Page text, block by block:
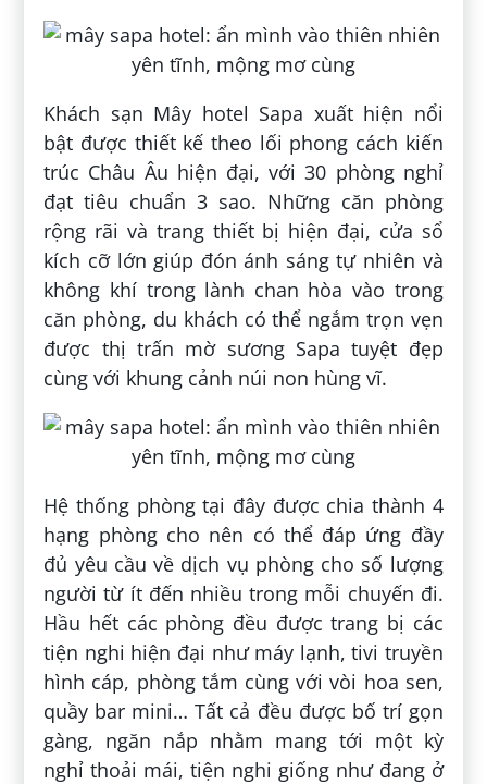
Khách sạn Mây hotel Sapa xuất hiện nổi
bật được thiết kế theo lối phong cách kiến
trúc Châu Âu hiện đại, với 30 phòng nghỉ
đạt tiêu chuẩn 3 sao. Những căn phòng
rộng rãi và trang thiết bị hiện đại, cửa sổ
kích cỡ lớn giúp đón ánh sáng tự nhiên và
không khí trong lành chan hòa vào trong
căn phòng, du khách có thể ngắm trọn vẹn
được thị trấn mờ sương Sapa tuyệt đẹp
cùng với khung cảnh núi non hùng vĩ.
Hệ thống phòng tại đây được chia thành 4
hạng phòng cho nên có thể đáp ứng đầy
đủ yêu cầu về dịch vụ phòng cho số lượng
người từ ít đến nhiều trong mỗi chuyến đi.
Hầu hết các phòng đều được trang bị các
tiện nghi hiện đại như máy lạnh, tivi truyền
hình cáp, phòng tắm cùng với vòi hoa sen,
quầy bar mini… Tất cả đều được bố trí gọn
gàng, ngăn nắp nhằm mang tới một kỳ
nghỉ thoải mái, tiện nghi giống như đang ở